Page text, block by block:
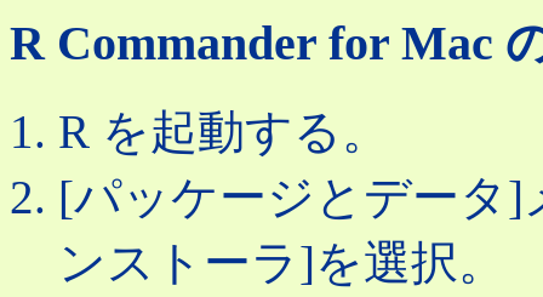
R Commander for Mac
R を起動する。
[パッケージとデータ
ンストーラ]を選択。